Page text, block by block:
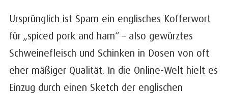
Ursprünglich ist Spam ein englisches Kofferwort
für „spiced pork and ham“ – also gewürztes
Schweinefleisch und Schinken in Dosen von oft
eher mäßiger Qualität. In die Online-Welt hielt es
Einzug durch einen Sketch der englischen